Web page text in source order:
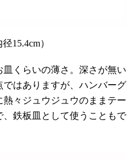
15.4cm）
くらいの薄さ。深さが無い
はありますが、ハンバーグ
々ジュウジュウのままテー
鉄板皿として使うこともで